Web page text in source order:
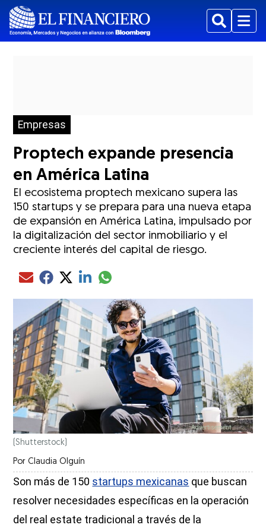
BuscarMenu
Empresas
Proptech expande presencia
en América Latina
El ecosistema proptech mexicano supera las
150 startups y se prepara para una nueva etapa
de expansión en América Latina, impulsado por
la digitalización del sector inmobiliario y el
creciente interés del capital de riesgo.
Compartir el artículo actual mediante Email
Compartir el artículo actual mediante Facebook
Compartir el artículo actual mediante Twitter
Compartir el artículo actual mediante LinkedIn
Compartir el artículo actual mediante
(Shutterstock)
Por Claudia Olguín
Son más de 150 startups mexicanas que buscan
resolver necesidades específicas en la operación
del real estate tradicional a través de la